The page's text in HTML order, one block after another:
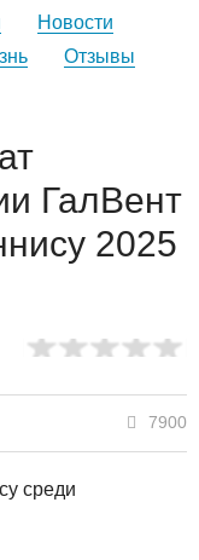
Новости
Отзывы
ГалВент
2025
7900
среди